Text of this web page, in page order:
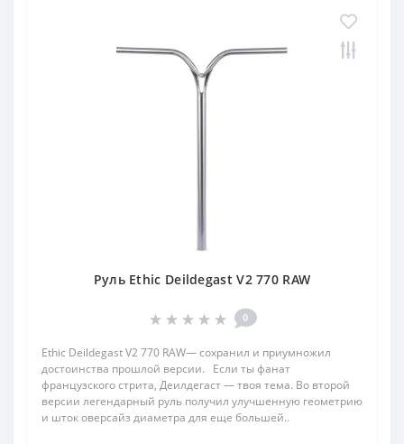
Руль Ethic Deildegast V2 770 RAW
0
Ethic Deildegast V2 770 RAW— сохранил и приумножил
достоинства прошлой версии. Если ты фанат
французского стрита, Деилдегаст — твоя тема. Во второй
версии легендарный руль получил улучшенную геометрию
и шток оверсайз диаметра для еще большей..